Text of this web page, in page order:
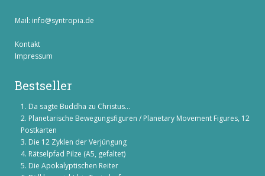
Mail: info@syntropia.de
Kontakt
Impressum
Bestseller
Da sagte Buddha zu Christus...
Planetarische Bewegungsfiguren / Planetary Movement Figures, 12
Postkarten
Die 12 Zyklen der Verjüngung
Rätselpfad Pilze (A5, gefaltet)
Die Apokalyptischen Reiter